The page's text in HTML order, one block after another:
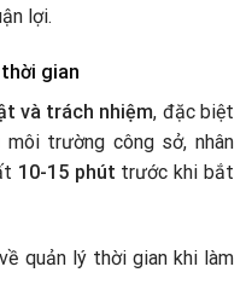
lợi.
gian
và trách nhiệm, đặc biệt
môi trường công sở, nhân
10-15 phút trước khi bắt
quản lý thời gian khi làm